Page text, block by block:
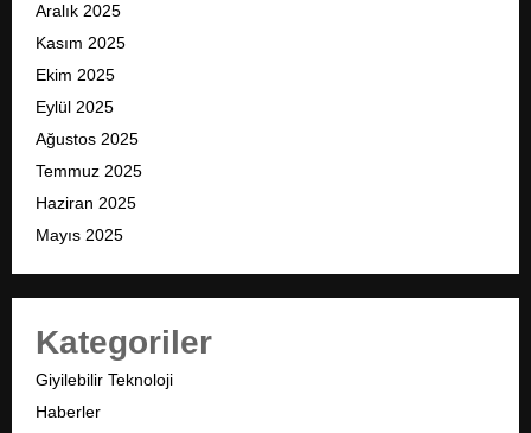
Aralık 2025
Kasım 2025
Ekim 2025
Eylül 2025
Ağustos 2025
Temmuz 2025
Haziran 2025
Mayıs 2025
Kategoriler
Giyilebilir Teknoloji
Haberler